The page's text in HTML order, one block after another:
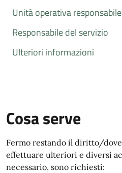
Unità operativa responsabile
Responsabile del servizio
Ulteriori informazioni
Cosa serve
Fermo restando il diritto/
effettuare ulteriori e diversi
necessario, sono richiesti: